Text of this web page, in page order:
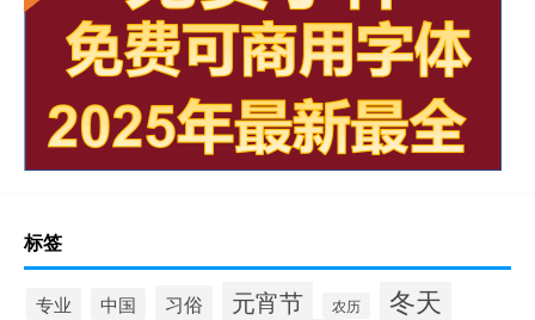
标签
专业 中国 习俗 元宵节 农历 冬天